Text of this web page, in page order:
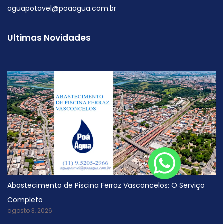
aguapotavel@poaagua.com.br
Ultimas Novidades
Abastecimento de Piscina Ferraz Vasconcelos: O Serviço
Completo
agosto 3, 2026